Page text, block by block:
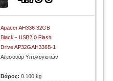
Apacer AH336 32GB
Black - USB2.0 Flash
Drive AP32GAH336B-1
Αξεσουάρ Υπολογιστών
Βάρος:0.100 kg